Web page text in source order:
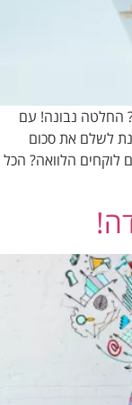
החלטה נבונה! עם
לשלם את סכום
לוקחים הלוואה? הכל